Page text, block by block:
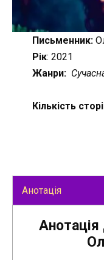
Письменник:
Рік: 2021
Жанри:
Кількість
Анотація
Анотація